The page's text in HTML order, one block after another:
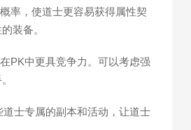
率，使道士更容易获得属性契
装备。
PK中更具竞争力。可以考虑强
士专属的副本和活动，让道士